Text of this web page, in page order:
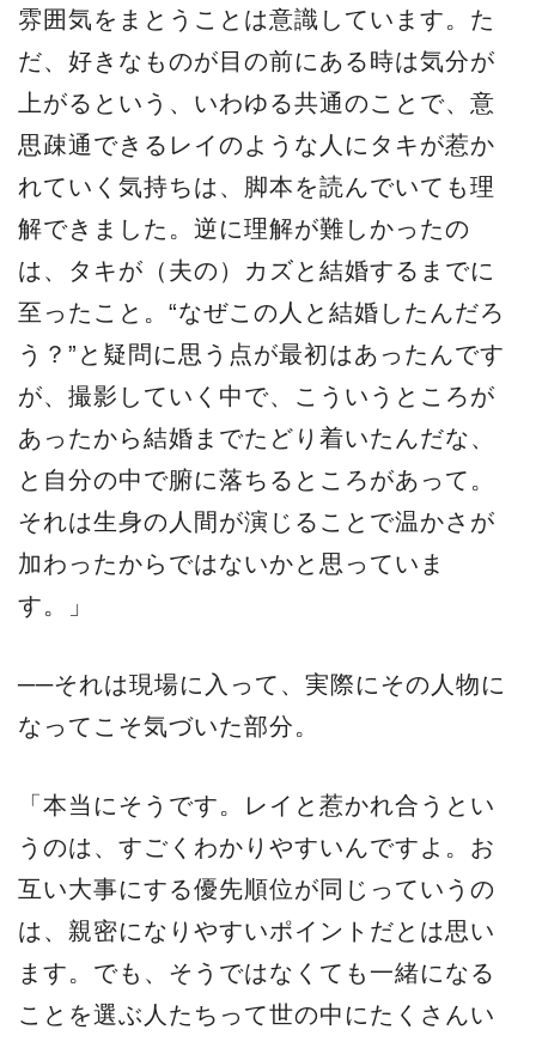
雰囲気をまとうことは意識しています。た
だ、好きなものが目の前にある時は気分が
上がるという、いわゆる共通のことで、意
思疎通できるレイのような人にタキが惹か
れていく気持ちは、脚本を読んでいても理
解できました。逆に理解が難しかったの
は、タキが（夫の）カズと結婚するまでに
至ったこと。“なぜこの人と結婚したんだろ
う？”と疑問に思う点が最初はあったんです
が、撮影していく中で、こういうところが
あったから結婚までたどり着いたんだな、
と自分の中で腑に落ちるところがあって。
それは生身の人間が演じることで温かさが
加わったからではないかと思っていま
す。」
──それは現場に入って、実際にその人物に
なってこそ気づいた部分。
「本当にそうです。レイと惹かれ合うとい
うのは、すごくわかりやすいんですよ。お
互い大事にする優先順位が同じっていうの
は、親密になりやすいポイントだとは思い
ます。でも、そうではなくても一緒になる
ことを選ぶ人たちって世の中にたくさんい